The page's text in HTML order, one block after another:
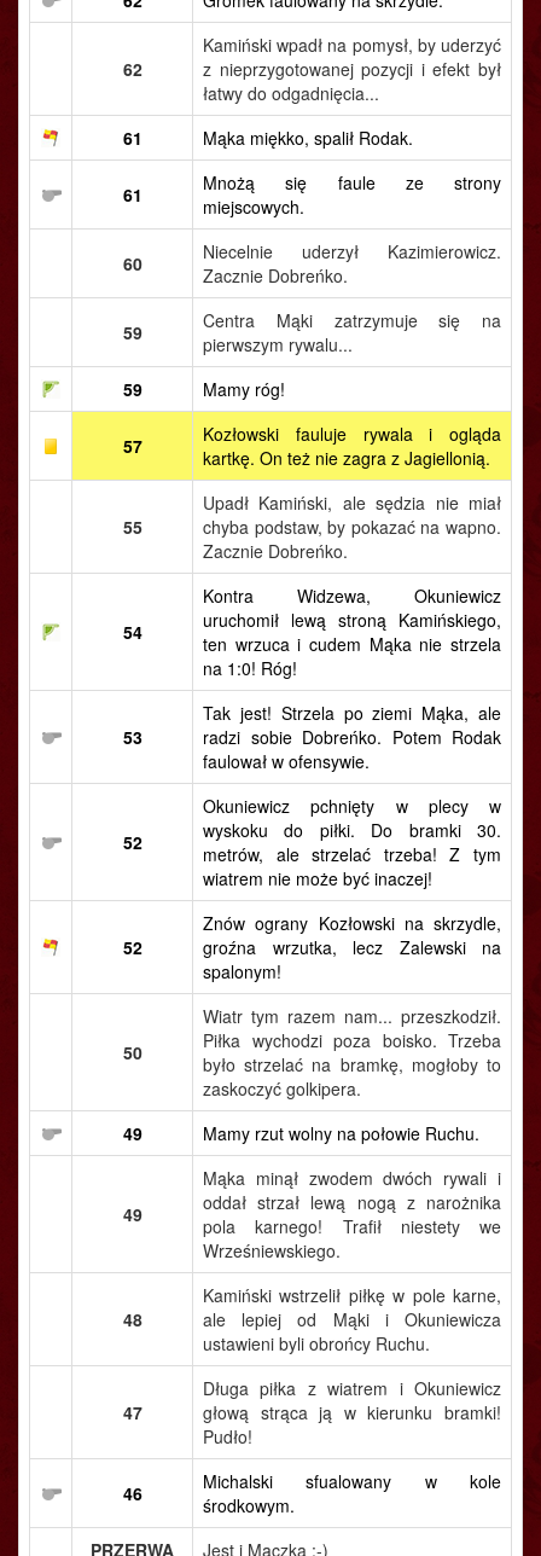
62
Kamiński wpadł na pomysł, by uderzyć
z nieprzygotowanej pozycji i efekt był
łatwy do odgadnięcia...
61
Mąka miękko, spalił Rodak.
61
Mnożą się faule ze strony
miejscowych.
60
Niecelnie uderzył Kazimierowicz.
Zacznie Dobreńko.
59
Centra Mąki zatrzymuje się na
pierwszym rywalu...
59
Mamy róg!
57
Kozłowski fauluje rywala i ogląda
kartkę. On też nie zagra z Jagiellonią.
55
Upadł Kamiński, ale sędzia nie miał
chyba podstaw, by pokazać na wapno.
Zacznie Dobreńko.
54
Kontra Widzewa, Okuniewicz
uruchomił lewą stroną Kamińskiego,
ten wrzuca i cudem Mąka nie strzela
na 1:0! Róg!
53
Tak jest! Strzela po ziemi Mąka, ale
radzi sobie Dobreńko. Potem Rodak
faulował w ofensywie.
52
Okuniewicz pchnięty w plecy w
wyskoku do piłki. Do bramki 30.
metrów, ale strzelać trzeba! Z tym
wiatrem nie może być inaczej!
52
Znów ograny Kozłowski na skrzydle,
groźna wrzutka, lecz Zalewski na
spalonym!
50
Wiatr tym razem nam... przeszkodził.
Piłka wychodzi poza boisko. Trzeba
było strzelać na bramkę, mogłoby to
zaskoczyć golkipera.
49
Mamy rzut wolny na połowie Ruchu.
49
Mąka minął zwodem dwóch rywali i
oddał strzał lewą nogą z narożnika
pola karnego! Trafił niestety we
Wrześniewskiego.
48
Kamiński wstrzelił piłkę w pole karne,
ale lepiej od Mąki i Okuniewicza
ustawieni byli obrońcy Ruchu.
47
Długa piłka z wiatrem i Okuniewicz
głową strąca ją w kierunku bramki!
Pudło!
46
Michalski sfualowany w kole
środkowym.
PRZERWA
Jest i Mączka ;-)